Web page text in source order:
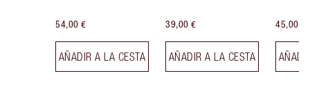
54,00 €
AÑADIR A LA CESTA
39,00 €
AÑADIR A LA CESTA
45,00 €